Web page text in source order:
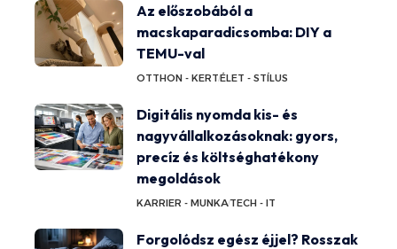
Az előszobából a
macskaparadicsomba: DIY a
TEMU-val
OTTHON - KERTÉLET - STÍLUS
Digitális nyomda kis- és
nagyvállalkozásoknak: gyors,
precíz és költséghatékony
megoldások
KARRIER - MUNKATECH - IT
Forgolódsz egész éjjel? Rosszak